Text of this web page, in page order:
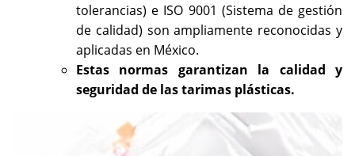
tolerancias) e ISO 9001 (Sistema de gestión
de calidad) son ampliamente reconocidas y
aplicadas en México.
Estas normas garantizan la calidad y
seguridad de las tarimas plásticas.